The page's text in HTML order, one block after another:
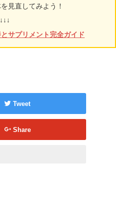
見直してみよう！
↓↓↓
サプリメント完全ガイド
Tweet
Share